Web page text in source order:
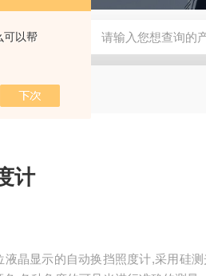
可以帮
样品平行蒸发仪 SBD-100B
计
液晶显示的自动换挡照度计,采用硅